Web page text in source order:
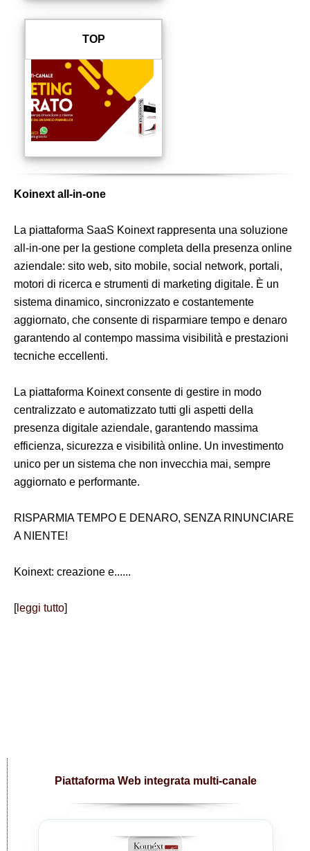
TOP
Koinext all-in-one
La piattaforma SaaS Koinext rappresenta una soluzione
all-in-one per la gestione completa della presenza online
aziendale: sito web, sito mobile, social network, portali,
motori di ricerca e strumenti di marketing digitale. È un
sistema dinamico, sincronizzato e costantemente
aggiornato, che consente di risparmiare tempo e denaro
garantendo al contempo massima visibilità e prestazioni
tecniche eccellenti.
La piattaforma Koinext consente di gestire in modo
centralizzato e automatizzato tutti gli aspetti della
presenza digitale aziendale, garantendo massima
efficienza, sicurezza e visibilità online. Un investimento
unico per un sistema che non invecchia mai, sempre
aggiornato e performante.
RISPARMIA TEMPO E DENARO, SENZA RINUNCIARE
A NIENTE!
Koinext: creazione e......
[leggi tutto]
Piattaforma Web integrata multi-canale